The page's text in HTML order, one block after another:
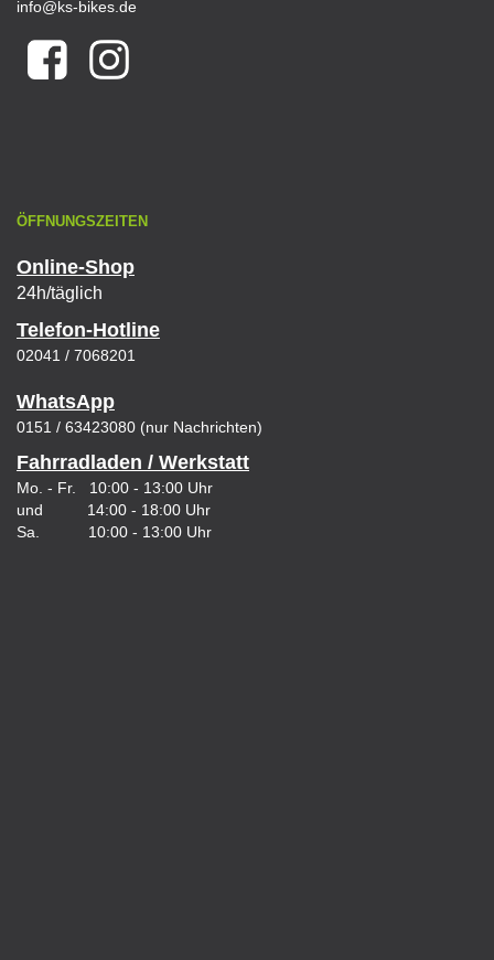
info@ks-bikes.de
ÖFFNUNGSZEITEN
Online-Shop
24h/täglich
Telefon-Hotline
02041 / 7068201
WhatsApp
0151 / 63423080 (nur Nachrichten)
Fahrradladen / Werkstatt
Mo. - Fr. 10:00 - 13:00 Uhr
und 14:00 - 18:00 Uhr
Sa. 10:00 - 13:00 Uhr